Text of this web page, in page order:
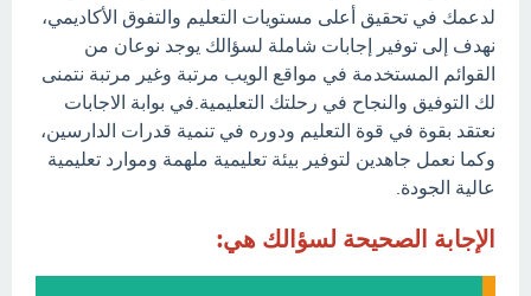
لدعمك في تحقيق أعلى مستويات التعليم والتفوق الأكاديمي،
نهدف إلى توفير إجابات شاملة لسؤالك يوجد نوعان من
القوائم المستخدمة في مواقع الويب مرتبة وغير مرتبة نتمنى
لك التوفيق والنجاح في رحلتك التعليمية.في بوابة الاجابات
نعتقد بقوة في قوة التعليم ودوره في تنمية قدرات الدارسين،
وكما نعمل جاهدين لتوفير بيئة تعليمية ملهمة وموارد تعليمية
عالية الجودة.
الإجابة الصحيحة لسؤالك هي: